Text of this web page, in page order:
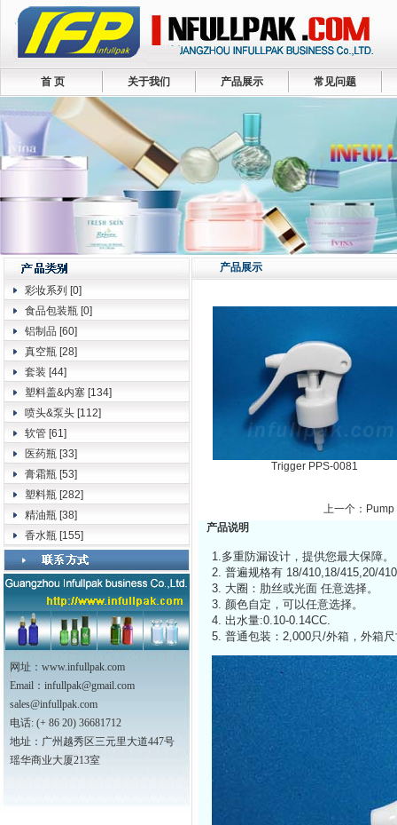
首 页 关于我们 产品展示 常见问题
彩妆系列 [0]
食品包装瓶 [0]
铝制品 [60]
真空瓶 [28]
套装 [44]
塑料盖&内塞 [134]
喷头&泵头 [112]
软管 [61]
医药瓶 [33]
膏霜瓶 [53]
塑料瓶 [282]
精油瓶 [38]
香水瓶 [155]
网址：www.infullpak.com
Email： infullpak@gmail.com
sales@infullpak.com
电话: (+ 86 20) 36681712
地址：广州越秀区三元里大道447号
瑶华商业大厦213室
产品展示
Trigger PPS-0081
上一个：
产品说明
1.多重防漏设计，提供您最大保障。
2. 普遍规格有 18/410,18/415,20/
3. 大圈：肋丝或光面 任意选择。
3. 颜色自定，可以任意选择。
4. 出水量:0.10-0.14CC.
5. 普通包装：2,000只/外箱，外箱